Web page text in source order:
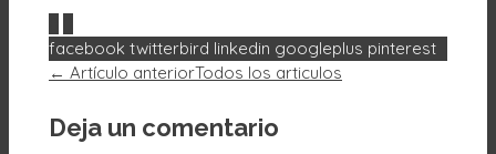
facebook twitterbird linkedin googleplus pinterest
← Artículo anteriorTodos los articulos
Deja un comentario